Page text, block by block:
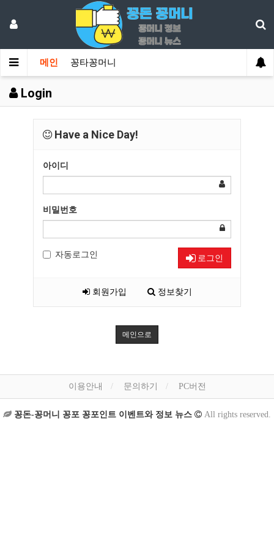
메인 꽁타꽁머니
Login
Have a Nice Day!
아이디
비밀번호
자동로그인 로그인
회원가입 정보찾기
메인으로
이용안내 문의하기 PC버전
꽁돈-꽁머니 꽁포 꽁포인트 이벤트와 정보 뉴스 All rights reserved.